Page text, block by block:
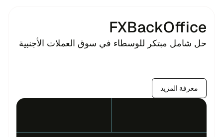
FXBackOffice
حل شامل مبتكر للوسطاء في سوق العملات الأجنبية
معرفة المزيد